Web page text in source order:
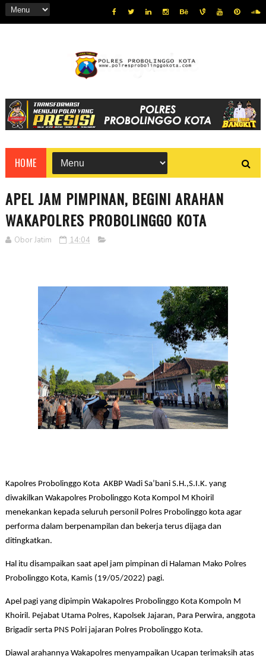
HOME
APEL JAM PIMPINAN, BEGINI ARAHAN
WAKAPOLRES PROBOLINGGO KOTA
Obor Jatim 14:04
Kapolres Probolinggo Kota AKBP Wadi Sa’bani S.H.,S.I.K. yang
diwakilkan Wakapolres Probolinggo Kota Kompol M Khoiril
menekankan kepada seluruh personil Polres Probolinggo kota agar
performa dalam berpenampilan dan bekerja terus dijaga dan
ditingkatkan.
Hal itu disampaikan saat apel jam pimpinan di Halaman Mako Polres
Probolinggo Kota, Kamis (19/05/2022) pagi.
Apel pagi yang dipimpin Wakapolres Probolinggo Kota Kompoln M
Khoiril. Pejabat Utama Polres, Kapolsek Jajaran, Para Perwira, anggota
Brigadir serta PNS Polri jajaran Polres Probolinggo Kota.
Diawal arahannya Wakapolres menyampaikan Ucapan terimaksih atas